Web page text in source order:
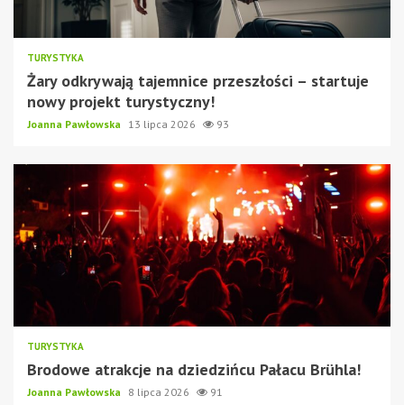
TURYSTYKA
Żary odkrywają tajemnice przeszłości – startuje
nowy projekt turystyczny!
Joanna Pawłowska 13 lipca 2026 93
TURYSTYKA
Brodowe atrakcje na dziedzińcu Pałacu Brühla!
Joanna Pawłowska 8 lipca 2026 91